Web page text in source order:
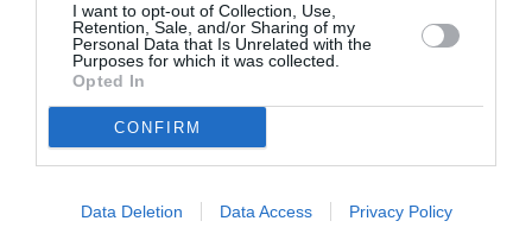
I want to opt-out of Collection, Use,
Retention, Sale, and/or Sharing of my
Personal Data that Is Unrelated with the
Purposes for which it was collected.
Opted In
CONFIRM
Data Deletion Data Access Privacy Policy
Photo Credit:Pixabay, via UnSplash
Ακολουθήστε το Culturenow.gr στο
μάθετε πρώτοι όλες τις ειδήσεις
Δείτε όλα τατελευταία νέαγια την Τέχνη και τον